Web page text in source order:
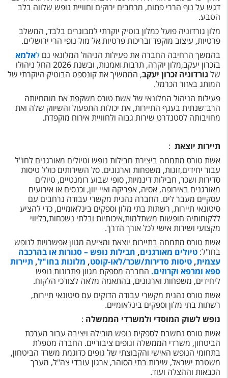
דגש על נוף הררי פתוח, מרחבים ירוקים וחוויית נופש שלווה בלב
הטבע.
מלון גורדוניה פועל כמלון בוטיק יוקרתי למבוגרים בלבד, המשלב
פרטיות, עיצוב מוקפד ובריכות פרטיות אל מול נופי הרי ירושלים.
בהמשך הרחיבה החברה את פעילות הניהול המלונאי גם לאלמא
בזכרון יעקב,מלון יוקרה, תרבות ואמנות, ובשנת 2026 החל ניהולו
שלגורדוניה זכרון יעקב, הממשיך את קונספט הבוטיק היוקרתי של
המותג באזור הכרמל.
פעילות הניהול המלונאי של אשת טורס משקפת את מומחיותה
הרב־שנתית בענף התיירות, את יכולות התפעול והשיווק שלה ואת
מחויבותה לסטנדרט שירות גבוה ולחוויית אירוח מוקפדת.
תיירות יוצאת :
אשת טורס מתמחה ביצירת חבילות נופש וטיולים מאורגנים לחו"ל
עבור יחידים,זוגות, משפחות וארגונים. סל השירותים כולל טיסות
סדירות ושכר, חבילות דינמיות, סופי שבוע רומנטיים, טיולים
מאורגנים באירופה, אסיה, אפריקה ואיי יוון, וכנסים או אירועים
עסקיים מעבר לים. החברה נהנית מקשרי עבודה נרחבים עם
סיטונאי תיירות, רשתות בתי מלון וספקים בינלאומיים, כדי להציע
ללקוחותיה חופשות משתלמות,איכותיות ובלתי נשכחות,בליווי
מקצועי ושירות אישי לכל אורך הדרך.
אשת טורס מתמחה בתיירות יוצאת ומציעה מגוון אפשרויות לנופש
בחו"ל: טיולים מאורגנים, חבילות נופש – סגורות או בהרכבה
עצמית, טיסות סדירות/שכר/לאו-קוסט, מלונות בחו"ל, תיירות
ספא ומרפא וקרוזים. החברה מספקת מגוון פתרונות נופש
ליחידים, משפחות וארגונים, בהתאמה מלאה לצורכי הלקוח.
אשת טורס נהנית מקשרי עבודה הדוקים עם סיטונאי תיירות,
רשתות בתי מלון וספקים בינלאומיים.
נופש לשוק המוסדי ולמשרדי הממשלה :
אשת טורס נחשבת לספקית נופש מובילה ויציבה עבור מערכת
הביטחון, משרדי הממשלה וגופים ציבוריים. החברה מטפלת
בתחומי הנופש האישי והקבוצתי של גופים כדוגמת משרד הביטחון,
משטרת ישראל, שירות בתי הסוהר, ארגון עובדי צה"ל, מערך
הכבאות וההצלה ועוד.